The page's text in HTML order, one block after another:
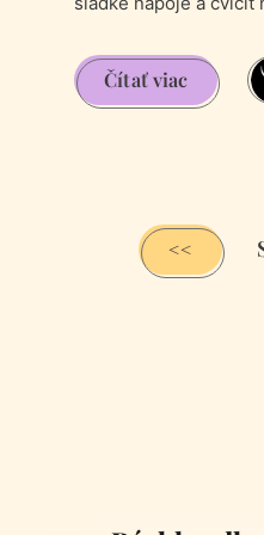
Čítať viac
s
<<